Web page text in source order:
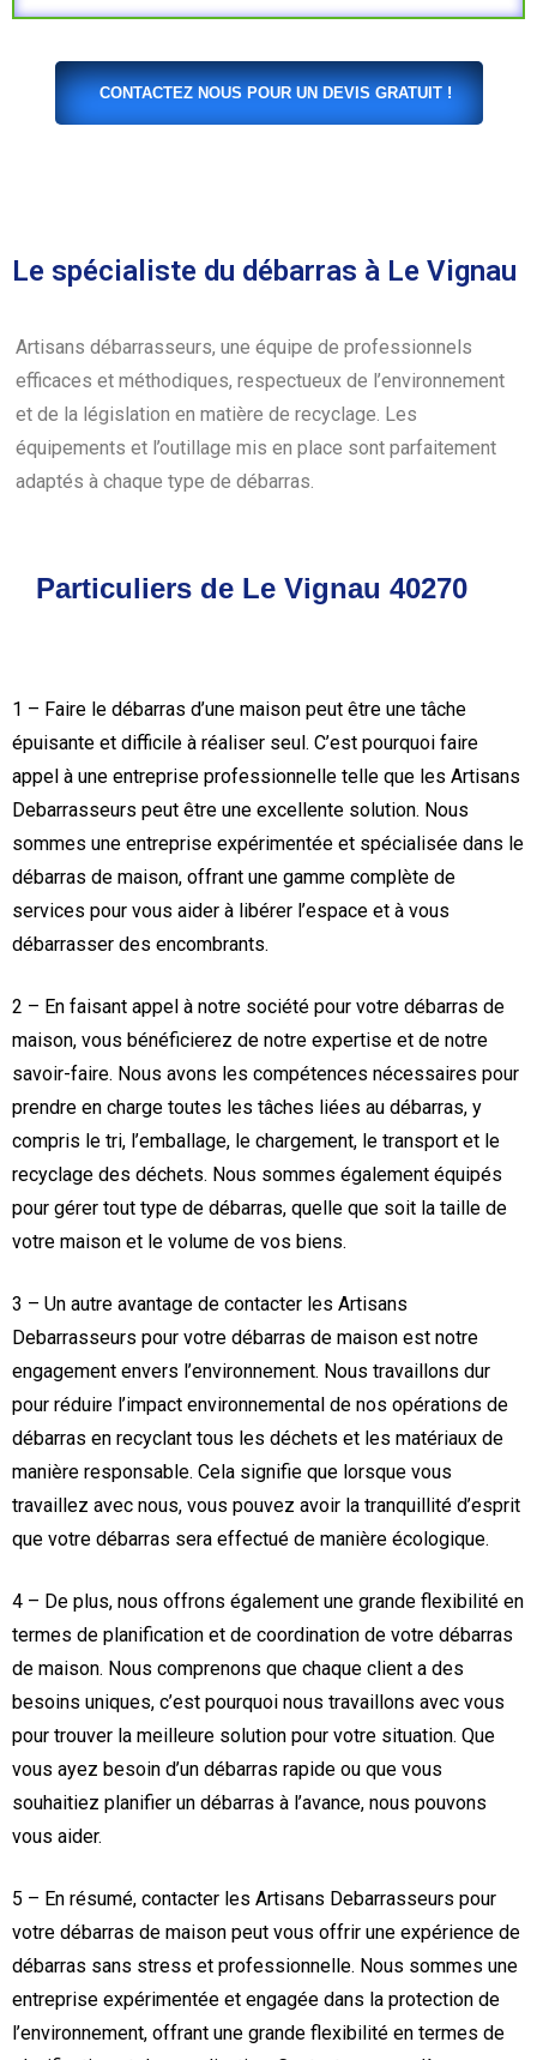
CONTACTEZ NOUS POUR UN DEVIS GRATUIT !
Le spécialiste du débarras à Le Vignau
Artisans débarrasseurs, une équipe de professionnels
efficaces et méthodiques, respectueux de l’environnement
et de la législation en matière de recyclage. Les
équipements et l’outillage mis en place sont parfaitement
adaptés à chaque type de débarras.
Particuliers de Le Vignau 40270
1 – Faire le débarras d’une maison peut être une tâche
épuisante et difficile à réaliser seul. C’est pourquoi faire
appel à une entreprise professionnelle telle que les Artisans
Debarrasseurs peut être une excellente solution. Nous
sommes une entreprise expérimentée et spécialisée dans le
débarras de maison, offrant une gamme complète de
services pour vous aider à libérer l’espace et à vous
débarrasser des encombrants.
2 – En faisant appel à notre société pour votre débarras de
maison, vous bénéficierez de notre expertise et de notre
savoir-faire. Nous avons les compétences nécessaires pour
prendre en charge toutes les tâches liées au débarras, y
compris le tri, l’emballage, le chargement, le transport et le
recyclage des déchets. Nous sommes également équipés
pour gérer tout type de débarras, quelle que soit la taille de
votre maison et le volume de vos biens.
3 – Un autre avantage de contacter les Artisans
Debarrasseurs pour votre débarras de maison est notre
engagement envers l’environnement. Nous travaillons dur
pour réduire l’impact environnemental de nos opérations de
débarras en recyclant tous les déchets et les matériaux de
manière responsable. Cela signifie que lorsque vous
travaillez avec nous, vous pouvez avoir la tranquillité d’esprit
que votre débarras sera effectué de manière écologique.
4 – De plus, nous offrons également une grande flexibilité en
termes de planification et de coordination de votre débarras
de maison. Nous comprenons que chaque client a des
besoins uniques, c’est pourquoi nous travaillons avec vous
pour trouver la meilleure solution pour votre situation. Que
vous ayez besoin d’un débarras rapide ou que vous
souhaitiez planifier un débarras à l’avance, nous pouvons
vous aider.
5 – En résumé, contacter les Artisans Debarrasseurs pour
votre débarras de maison peut vous offrir une expérience de
débarras sans stress et professionnelle. Nous sommes une
entreprise expérimentée et engagée dans la protection de
l’environnement, offrant une grande flexibilité en termes de